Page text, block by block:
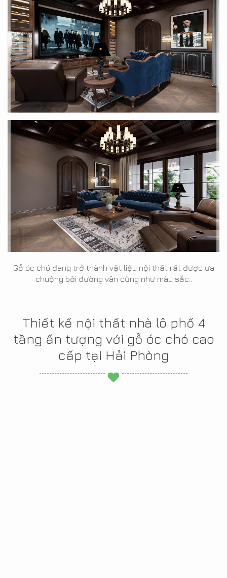
Gỗ óc chó đang trở thành vật liệu nội thất rất được ưa
chuộng bởi đường vân cũng như màu sắc..
Thiết kế nội thất nhà lô phố 4
tầng ấn tượng với gỗ óc chó cao
cấp tại Hải Phòng